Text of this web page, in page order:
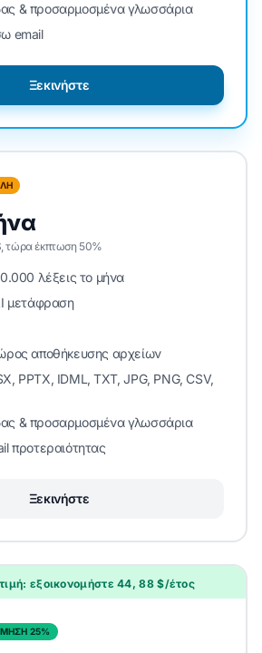
& προσαρμοσμένα γλωσσάρια
email
Ξεκινήστε
τώρα έκπτωση 50%
λέξεις το μήνα
μετάφραση
αποθήκευσης αρχείων
PPTX, IDML, TXT, JPG, PNG, CSV,
& προσαρμοσμένα γλωσσάρια
προτεραιότητας
Ξεκινήστε
εξοικονομήστε 44, 88 $/έτος
25%